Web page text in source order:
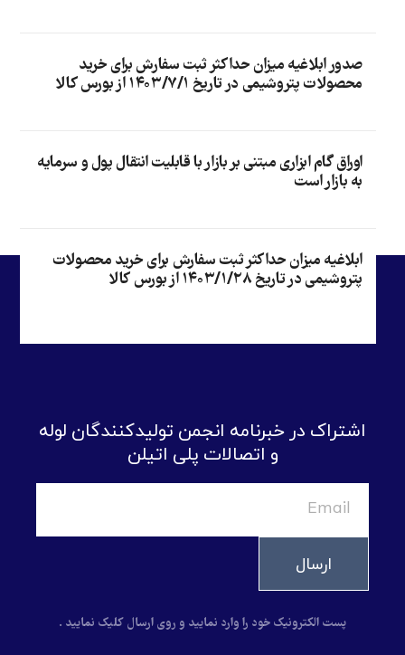
صدور ابلاغیه میزان حداکثر ثبت سفارش برای خرید
محصولات پتروشیمی در تاریخ ۱۴۰۳/۷/۱ از بورس کالا
اوراق گام ابزاری مبتنی بر بازار با قابلیت انتقال پول و سرمایه
به بازار است
ابلاغیه میزان حداکثر ثبت سفارش برای خرید محصولات
پتروشیمی در تاریخ ۱۴۰۳/۱/۲۸ از بورس کالا
اشتراک در خبرنامه انجمن تولیدکنندگان لوله
و اتصالات پلی اتیلن
ارسال
پست الکترونیک خود را وارد نمایید و روی ارسال کلیک نمایید .